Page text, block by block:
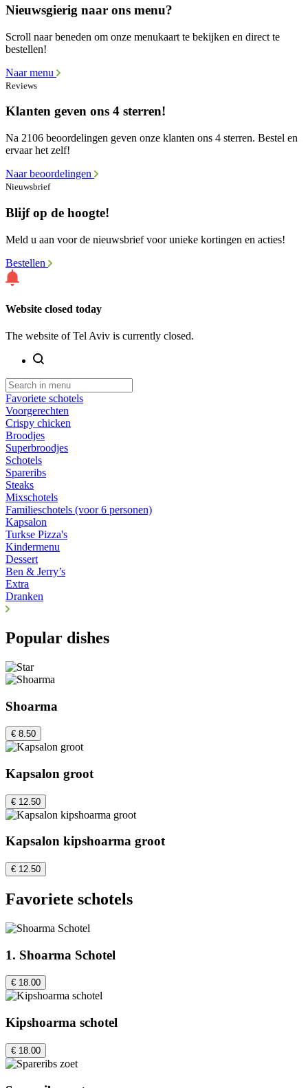
Nieuwsgierig naar ons menu?
Scroll naar beneden om onze menukaart te bekijken en direct te
bestellen!
Naar menu
Reviews
Klanten geven ons 4 sterren!
Na 2106 beoordelingen geven onze klanten ons 4 sterren. Bestel en
ervaar het zelf!
Naar beoordelingen
Nieuwsbrief
Blijf op de hoogte!
Meld u aan voor de nieuwsbrief voor unieke kortingen en acties!
Bestellen
Website closed today
The website of Tel Aviv is currently closed.
Favoriete schotels
Voorgerechten
Crispy chicken
Broodjes
Superbroodjes
Schotels
Spareribs
Steaks
Mixschotels
Familieschotels (voor 6 personen)
Kapsalon
Turkse Pizza's
Kindermenu
Dessert
Ben & Jerry’s
Extra
Dranken
Popular dishes
Shoarma
€ 8.50
Kapsalon groot
€ 12.50
Kapsalon kipshoarma groot
€ 12.50
Favoriete schotels
1. Shoarma Schotel
€ 18.00
Kipshoarma schotel
€ 18.00